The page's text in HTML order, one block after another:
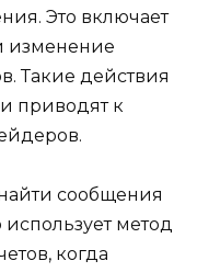
Это включает
изменение
Такие действия
приводят к
сообщения
использует метод
когда